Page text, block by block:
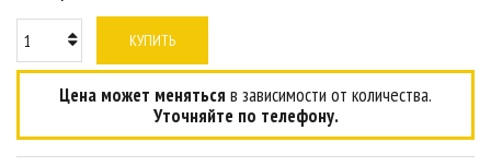
КУПИТЬ
Цена может меняться в зависимости от количества.
Уточняйте по телефону.